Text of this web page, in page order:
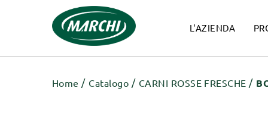
L'AZIENDA
Home Catalogo CARNI ROSSE FRESCHE